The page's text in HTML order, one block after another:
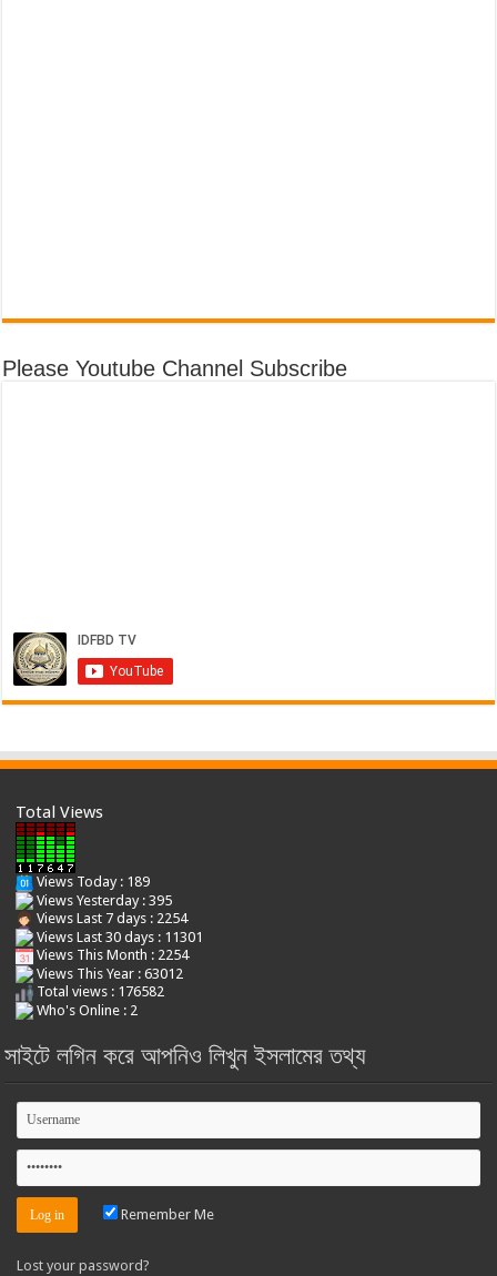
Please Youtube Channel Subscribe
Total Views
Views Today : 189
Views Yesterday : 395
Views Last 7 days : 2254
Views Last 30 days : 11301
Views This Month : 2254
Views This Year : 63012
Total views : 176582
Who's Online : 2
সাইটে লগিন করে আপনিও লিখুন ইসলামের তথ্য
Remember Me
Lost your password?